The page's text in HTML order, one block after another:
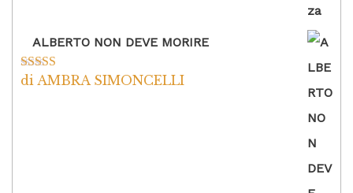
ALBERTO NON DEVE MORIRE
Valutato5su
di AMBRA SIMONCELLI